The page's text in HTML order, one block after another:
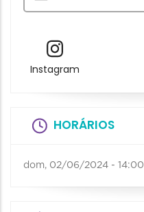
Instagram
HORÁRIOS
dom, 02/06/2024 - 14:00